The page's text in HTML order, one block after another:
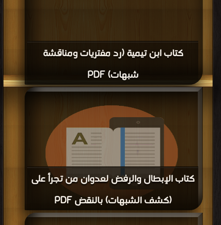
كتاب ابن تيمية (رد مفتريات ومناقشة
شبهات) PDF
كتاب الإبطال والرفض لعدوان من تجرأ على
(كشف الشبهات) بالنقض PDF
قراءة و تحميل كتاب كتاب الإبطال والرفض لعدوان من تجرأ على (كشف الشبهات)